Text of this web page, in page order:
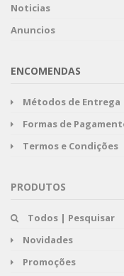
Noticias
Anuncios
ENCOMENDAS
Métodos de Entrega
Formas de
Termos e Condições
PRODUTOS
Todos | Pesquisar
Novidades
Promoções